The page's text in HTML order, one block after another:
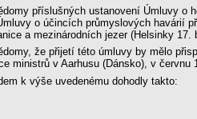
příslušných ustanovení Úmluvy o
o účincích průmyslových havárií
a mezinárodních jezer (Helsinky
že přijetí této úmluvy by mělo
ministrů v Aarhusu (Dánsko), v červnu
k výše uvedenému dohodly takto: